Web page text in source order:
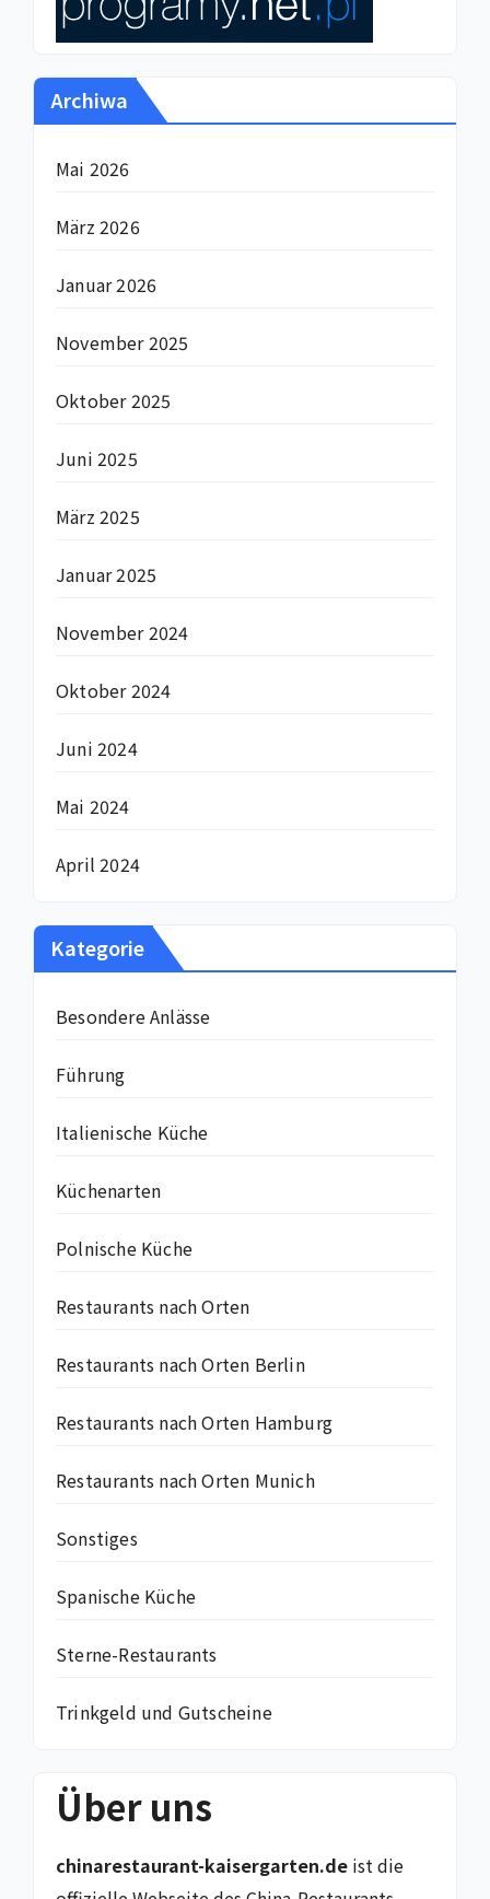
Archiwa
Mai 2026
März 2026
Januar 2026
November 2025
Oktober 2025
Juni 2025
März 2025
Januar 2025
November 2024
Oktober 2024
Juni 2024
Mai 2024
April 2024
Kategorie
Besondere Anlässe
Führung
Italienische Küche
Küchenarten
Polnische Küche
Restaurants nach Orten
Restaurants nach Orten Berlin
Restaurants nach Orten Hamburg
Restaurants nach Orten Munich
Sonstiges
Spanische Küche
Sterne-Restaurants
Trinkgeld und Gutscheine
Über uns
chinarestaurant-kaisergarten.de ist die